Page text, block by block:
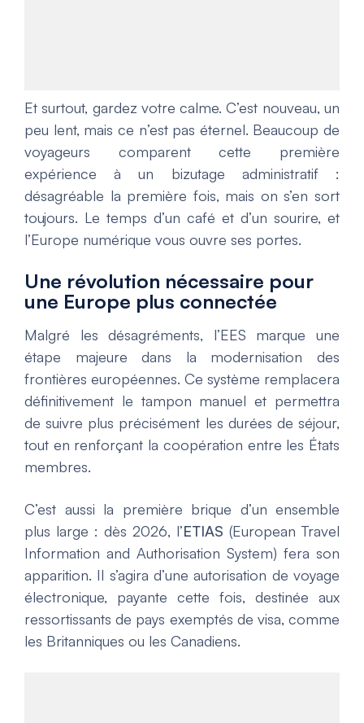
Et surtout, gardez votre calme. C’est nouveau, un
peu lent, mais ce n’est pas éternel. Beaucoup de
voyageurs comparent cette première
expérience à un bizutage administratif :
désagréable la première fois, mais on s’en sort
toujours. Le temps d’un café et d’un sourire, et
l’Europe numérique vous ouvre ses portes.
Une révolution nécessaire pour
une Europe plus connectée
Malgré les désagréments, l’EES marque une
étape majeure dans la modernisation des
frontières européennes. Ce système remplacera
définitivement le tampon manuel et permettra
de suivre plus précisément les durées de séjour,
tout en renforçant la coopération entre les États
membres.
C’est aussi la première brique d’un ensemble
plus large : dès 2026, l’ETIAS (European Travel
Information and Authorisation System) fera son
apparition. Il s’agira d’une autorisation de voyage
électronique, payante cette fois, destinée aux
ressortissants de pays exemptés de visa, comme
les Britanniques ou les Canadiens.